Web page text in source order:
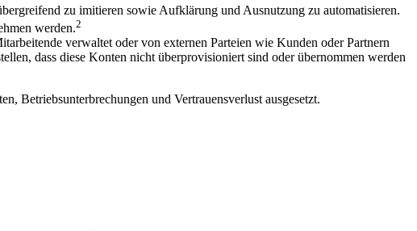
zu imitieren sowie Aufklärung und Ausnutzung zu automatisieren.
werden.2
verwaltet oder von externen Parteien wie Kunden oder Partnern
dass diese Konten nicht überprovisioniert sind oder übernommen werden
Betriebsunterbrechungen und Vertrauensverlust ausgesetzt.